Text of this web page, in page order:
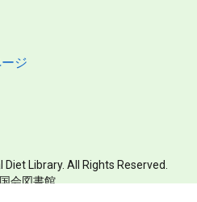
ジ
Library. All Rights Reserved.